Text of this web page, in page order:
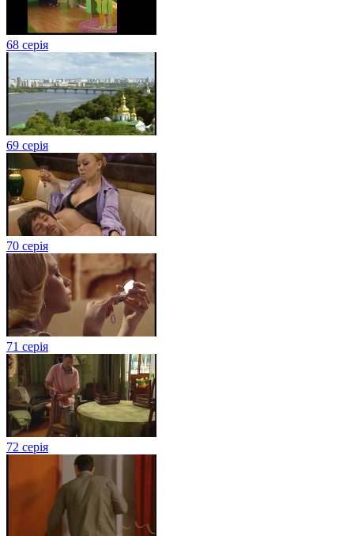
68 серія
69 серія
70 серія
71 серія
72 серія